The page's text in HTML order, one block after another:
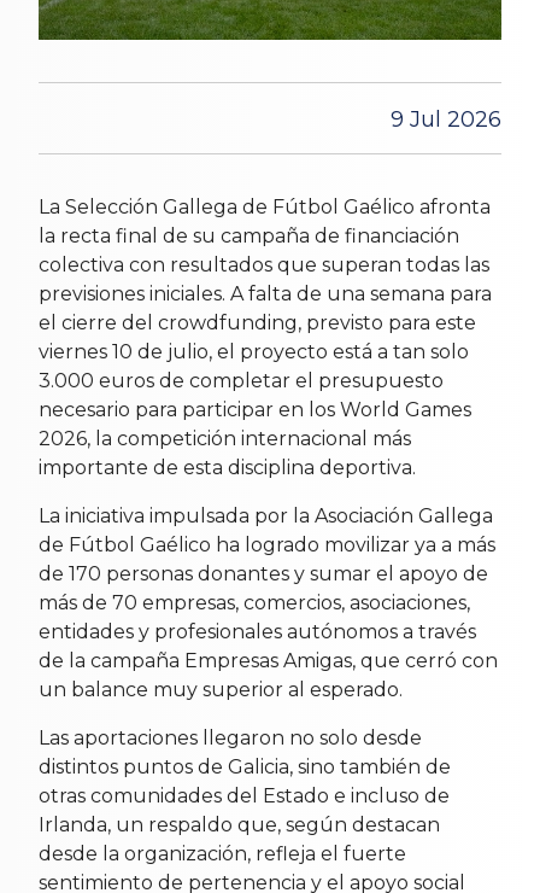
9 Jul 2026
La Selección Gallega de Fútbol Gaélico afronta
la recta final de su campaña de financiación
colectiva con resultados que superan todas las
previsiones iniciales. A falta de una semana para
el cierre del crowdfunding, previsto para este
viernes 10 de julio, el proyecto está a tan solo
3.000 euros de completar el presupuesto
necesario para participar en los World Games
2026, la competición internacional más
importante de esta disciplina deportiva.
La iniciativa impulsada por la Asociación Gallega
de Fútbol Gaélico ha logrado movilizar ya a más
de 170 personas donantes y sumar el apoyo de
más de 70 empresas, comercios, asociaciones,
entidades y profesionales autónomos a través
de la campaña Empresas Amigas, que cerró con
un balance muy superior al esperado.
Las aportaciones llegaron no solo desde
distintos puntos de Galicia, sino también de
otras comunidades del Estado e incluso de
Irlanda, un respaldo que, según destacan
desde la organización, refleja el fuerte
sentimiento de pertenencia y el apoyo social